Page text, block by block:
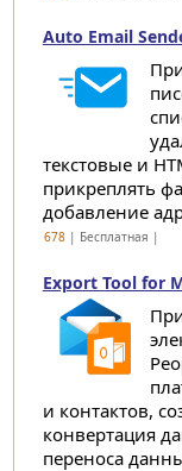
Auto Email
текстовые и
прикреплять
добавление
678| Бесплатная |
Export Tool for
и контактов,
конвертация
переноса